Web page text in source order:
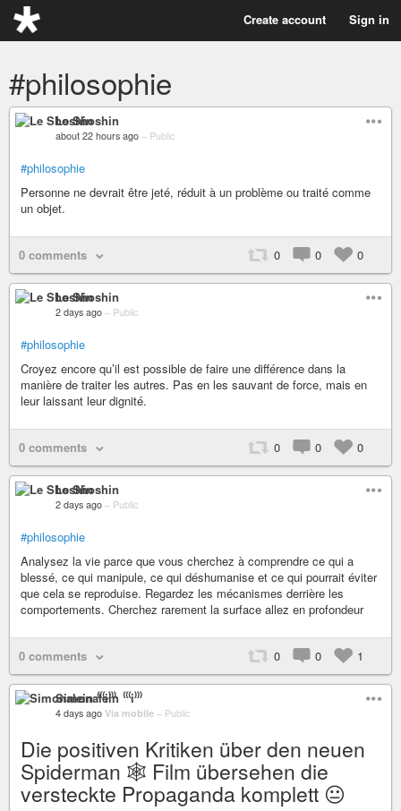
Create account Sign in
#philosophie
Le Shoshin
about 22 hours ago – Public
#philosophie
Personne ne devrait être jeté, réduit à un problème ou traité comme
un objet.
0 comments 0 0 0
Le Shoshin
2 days ago – Public
#philosophie
Croyez encore qu’il est possible de faire une différence dans la
manière de traiter les autres. Pas en les sauvant de force, mais en
leur laissant leur dignité.
0 comments 0 0 0
Le Shoshin
2 days ago – Public
#philosophie
Analysez la vie parce que vous cherchez à comprendre ce qui a
blessé, ce qui manipule, ce qui déshumanise et ce qui pourrait éviter
que cela se reproduise. Regardez les mécanismes derrière les
comportements. Cherchez rarement la surface allez en profondeur
0 comments 0 0 1
Simonalein ⁽⁽⁽i⁾⁾⁾
4 days ago Via mobile – Public
Die positiven Kritiken über den neuen
Spiderman 🕸️ Film übersehen die
versteckte Propaganda komplett 😐